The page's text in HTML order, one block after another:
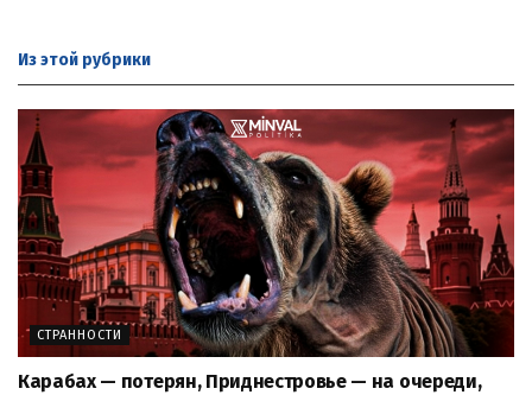
Из этой рубрики
СТРАННОСТИ
Карабах — потерян, Приднестровье — на очереди,